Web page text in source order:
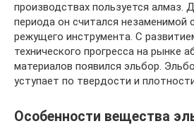
производствах пользуется алмаз.
периода он считался незаменимой
режущего инструмента. С
технического прогресса на рынке
материалов появился эльбор.
уступает по твердости и
Особенности вещества